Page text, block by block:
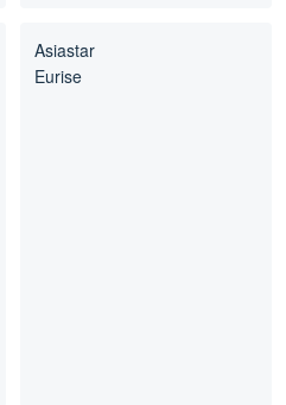
Asiastar
Eurise